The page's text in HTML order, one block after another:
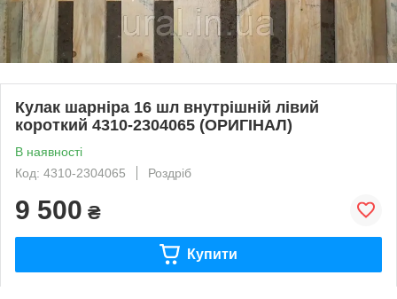
Кулак шарніра 16 шл внутрішній лівий
короткий 4310-2304065 (ОРИГІНАЛ)
В наявності
Код: 4310-2304065
Роздріб
9 500 ₴
Купити